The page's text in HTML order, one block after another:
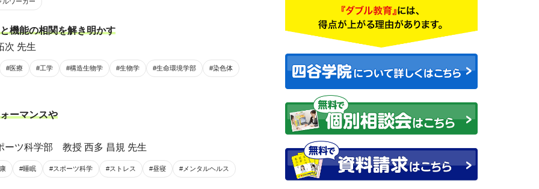
機能の相関を解き明かす
次 先生
#医療 #工学 #構造生物学 #生物学 #生命環境学部 #染色体
ーマンスや
ーツ科学部 教授 西多 昌規 先生
#睡眠 #スポーツ科学 #ストレス #昼寝 #メンタルヘルス